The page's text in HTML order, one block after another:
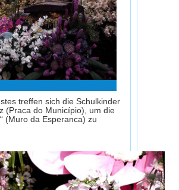
treffen sich die Schulkinder
(Praca do Município), um die
(Muro da Esperanca) zu